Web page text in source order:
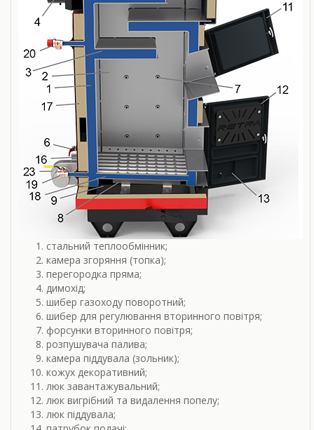
стальний теплообмінник;
камера згоряння (топка);
перегородка пряма;
димохід;
шибер газоходу поворотний;
шибер для регулювання вторинного повітря;
форсунки вторинного повітря;
розпушувача палива;
камера піддувала (зольник);
кожух декоративний;
люк завантажувальний;
люк вигрібний та видалення попелу;
люк піддувала;